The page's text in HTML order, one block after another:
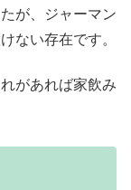
が、ジャーマン
ない存在です。
があれば家飲み